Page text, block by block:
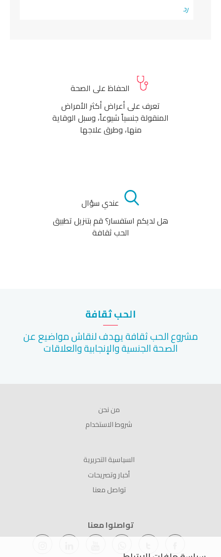
رد
الحفاظ على الصحة
تعرف على أعراض أكثر الأمراض
المنقولة جنسياً شيوعاً، وسبل الوقاية
منها، وطرق علاجها
عندي سؤال
هل لديكم استفسار؟ قم بتنزيل تطبيق
الحب ثقافة
الحب ثقافة
مشروع الحب ثقافة يهدف لنقاش مواضيع عن
الصحة الجنسية والإنجابية والعلاقات
من نحن
شروط الاستخدام
السياسية التحريرية
أخبار وتصريحات
تواصل معنا
تواصلوا معنا